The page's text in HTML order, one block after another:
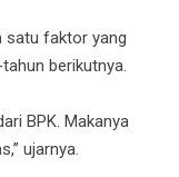
satu faktor yang
berikutnya.
BPK. Makanya
ujarnya.